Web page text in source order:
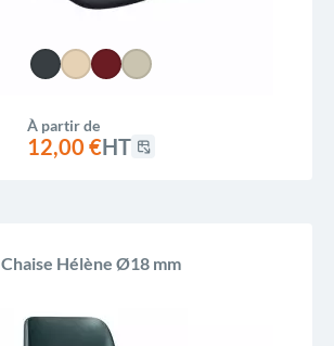
À partir de
12,00 €HT
Chaise Hélène Ø18 mm